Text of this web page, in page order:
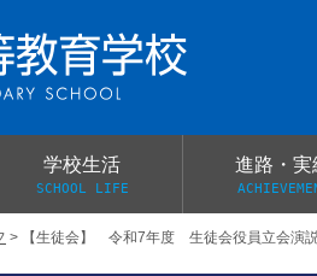
> 【生徒会】 令和7年度 生徒会役員立会演
学校生活
SCHOOL LIFE
進路・実